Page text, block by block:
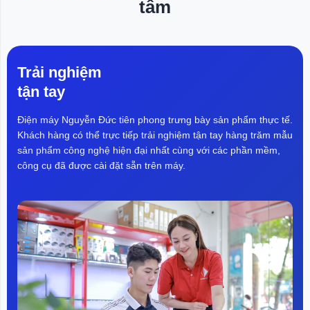
bộ màn hình 8 kép, đồng thời có thể kiểm soát cài đặt
mắt. Nó cũng có thể được kết nối với ứng dụng Mijia để
điều khiển từ xa. Giao diện mượt mà màu đen tinh thể
băng, chống mài mòn và dễ lau chùi.
Máy giặt sấy 15kg Xiaomi Mijia XM21 thiết kế ngăn
nước giặt ba phần chứa 950ml gel giặt, 450ml dầu xả
và 400ml nước xả đặc biệt, đảm bảo giặt sạch sẽ dù
đồng thời giặt nhiều quần áo cùng lúc. Bạn có thể đổ
máy sẽ tự đo lượng gel giặt bạn cần tại một thời điểm
3. Công nghệ hiện đại
Công nghệ hard-core, sản phẩm sử dụng động cơ dẫn
động trực tiếp cho cả thùng trên và thùng dưới. Quạt
tâm
Trải nghiệm
tận tay
Điện máy Nguyễn Đức tiên phong trưng bày sản phẩm thực tế.
Khách hàng có thể trực tiếp trải nghiệm tận tay hàng trăm mẫu
sản phẩm công nghệ hiện đại nhất cùng với các phần mềm,
công cụ đã được cài đặt sẵn trên máy.